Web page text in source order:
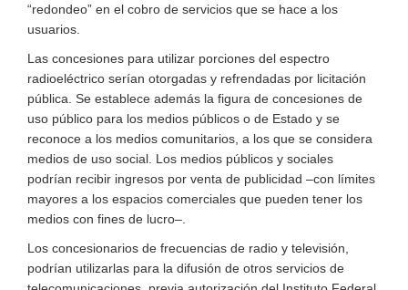
“redondeo” en el cobro de servicios que se hace a los
usuarios.
Las concesiones para utilizar porciones del espectro
radioeléctrico serían otorgadas y refrendadas por licitación
pública. Se establece además la figura de concesiones de
uso público para los medios públicos o de Estado y se
reconoce a los medios comunitarios, a los que se considera
medios de uso social. Los medios públicos y sociales
podrían recibir ingresos por venta de publicidad –con límites
mayores a los espacios comerciales que pueden tener los
medios con fines de lucro–.
Los concesionarios de frecuencias de radio y televisión,
podrían utilizarlas para la difusión de otros servicios de